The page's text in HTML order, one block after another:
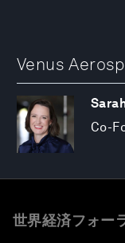
Venus
Co-
世界経済フォー